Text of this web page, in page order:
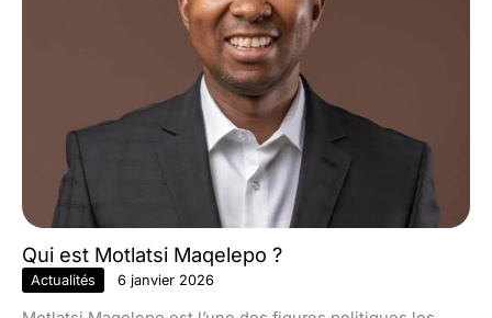
Qui est Motlatsi Maqelepo ?
Actualités 6 janvier 2026